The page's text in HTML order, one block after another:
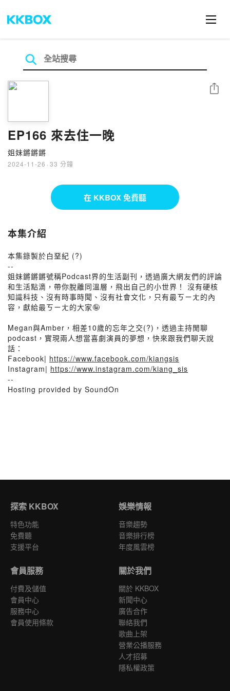
EP166 來去住一晚
姐妹鏘鏘鏘
2024-11-26 · 33 分鐘
分享
在 KKBOX 免費聽
本集介紹
本集錄製於白堊紀 (?)
--
姐妹鏘鏘鏘號稱Podcast界的生活副刊，透過廣大網友們的評論
和生活點滴，帶你脫離同溫層，飛出自己的小世界！ 沒有硬核
知識科技、沒有時事時聞、沒有社會文化，只有最ㄎㄧㄤ的內
容，獻給最ㄎㄧㄤ的大家🤪
Megan與Amber，相差10歲的忘年之交(?)，透過主持閒聊
podcast，實現兩人想當喜劇演員的夢想，快來跟我們聊天說
話：
Facebook| https://www.facebook.com/kiangsis
Instagram| https://www.instagram.com/kiang_sis
--
Hosting provided by SoundOn
探索 KKBOX
特色功能
免費聽
支援平台
娛樂情報
音樂趨勢
音樂排行榜
年度風雲榜
會員服務
付費及儲值
會員中心
服務中心
會員使用條款
關於我們
關於 KKBOX
新聞中心
廣告合作
聯絡我們
歌曲上架
營業公播服務
人才招募
隱私權政策